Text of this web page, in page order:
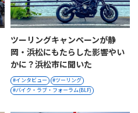
ツーリングキャンペーンが静
岡・浜松にもたらした影響やい
かに？浜松市に聞いた
インタビュー
ツーリング
バイク・ラブ・フォーラム(BLF)